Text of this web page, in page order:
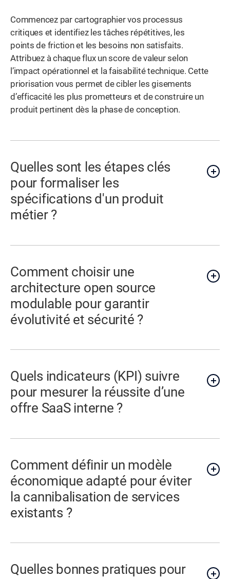
Commencez par cartographier vos processus
critiques et identifiez les tâches répétitives, les
points de friction et les besoins non satisfaits.
Attribuez à chaque flux un score de valeur selon
l’impact opérationnel et la faisabilité technique. Cette
priorisation vous permet de cibler les gisements
d’efficacité les plus prometteurs et de construire un
produit pertinent dès la phase de conception.
Quelles sont les étapes clés
pour formaliser les
spécifications d'un produit
métier ?
Comment choisir une
architecture open source
modulable pour garantir
évolutivité et sécurité ?
Quels indicateurs (KPI) suivre
pour mesurer la réussite d’une
offre SaaS interne ?
Comment définir un modèle
économique adapté pour éviter
la cannibalisation de services
existants ?
Quelles bonnes pratiques pour